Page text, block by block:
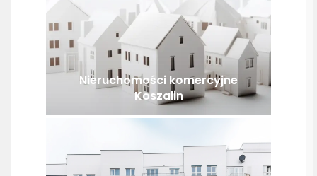
Nieruchomości komercyjne
Koszalin